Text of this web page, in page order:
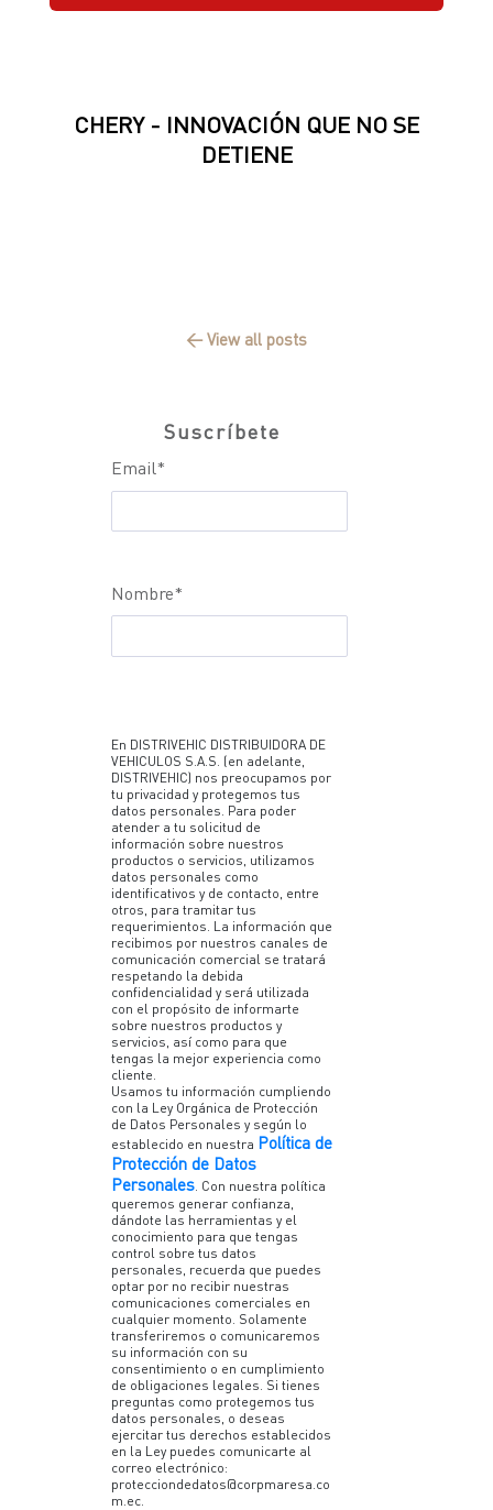
CHERY - INNOVACIÓN QUE NO SE
DETIENE
← View all posts
Suscríbete
Email*
Nombre*
En DISTRIVEHIC DISTRIBUIDORA DE
VEHICULOS S.A.S. (en adelante,
DISTRIVEHIC) nos preocupamos por
tu privacidad y protegemos tus
datos personales. Para poder
atender a tu solicitud de
información sobre nuestros
productos o servicios, utilizamos
datos personales como
identificativos y de contacto, entre
otros, para tramitar tus
requerimientos. La información que
recibimos por nuestros canales de
comunicación comercial se tratará
respetando la debida
confidencialidad y será utilizada
con el propósito de informarte
sobre nuestros productos y
servicios, así como para que
tengas la mejor experiencia como
cliente.
Usamos tu información cumpliendo
con la Ley Orgánica de Protección
de Datos Personales y según lo
establecido en nuestra Política de
Protección de Datos
Personales. Con nuestra política
queremos generar confianza,
dándote las herramientas y el
conocimiento para que tengas
control sobre tus datos
personales, recuerda que puedes
optar por no recibir nuestras
comunicaciones comerciales en
cualquier momento. Solamente
transferiremos o comunicaremos
su información con su
consentimiento o en cumplimiento
de obligaciones legales. Si tienes
preguntas como protegemos tus
datos personales, o deseas
ejercitar tus derechos establecidos
en la Ley puedes comunicarte al
correo electrónico:
protecciondedatos@corpmaresa.co
m.ec.